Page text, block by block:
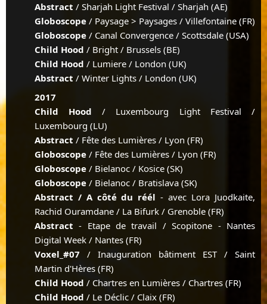
Abstract / Sharjah Light Festival / Sharjah (AE)
Globoscope / Paysage > Paysages / Villefontaine (FR)
Globoscope / Canal Convergence / Scottsdale (USA)
Child Hood / Bright / Brussels (BE)
Child Hood / Lumiere / London (UK)
Abstract / Winter Lights / London (UK)
2017
Child Hood/ Luxembourg Light Festival /
Luxembourg (LU)
Abstract / Fête des Lumières / Lyon (FR)
Globoscope / Fête des Lumières / Lyon (FR)
Globoscope / Bielanoc / Kosice (SK)
Globoscope / Bielanoc / Bratislava (SK)
Abstract / A côté du réél- avec Lora Juodkaite,
Rachid Ouramdane / La Bifurk / Grenoble (FR)
Abstract- Etape de travail / Scopitone - Nantes
Digital Week / Nantes (FR)
Voxel_#07 / Inauguration bâtiment EST / Saint
Martin d'Hères (FR)
Child Hood / Chartres en Lumières / Chartres (FR)
Child Hood / Le Déclic / Claix (FR)